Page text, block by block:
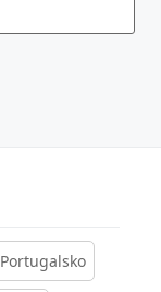
Portugalsko